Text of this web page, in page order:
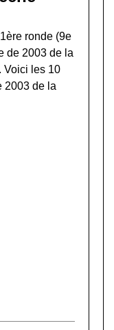
ronde (9e
de 2003 de la
Voici les 10
2003 de la